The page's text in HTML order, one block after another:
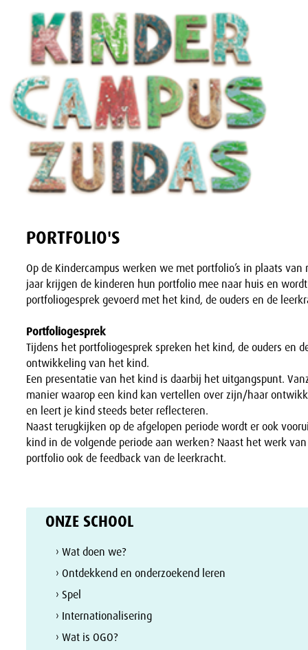
PORTFOLIO'S
Op de Kindercampus werken we met portfolio’s in plaats van
jaar krijgen de kinderen hun portfolio mee naar huis en
portfoliogesprek gevoerd met het kind, de ouders en de
Portfoliogesprek
Tijdens het portfoliogesprek spreken het kind, de ouders en
ontwikkeling van het kind.
Een presentatie van het kind is daarbij het uitgangspunt.
manier waarop een kind kan vertellen over zijn/haar
en leert je kind steeds beter reflecteren.
Naast terugkijken op de afgelopen periode wordt er ook
kind in de volgende periode aan werken? Naast het werk
portfolio ook de feedback van de leerkracht.
ONZE SCHOOL
› Wat doen we?
› Ontdekkend en onderzoekend leren
› Spel
› Internationalisering
› Wat is OGO?